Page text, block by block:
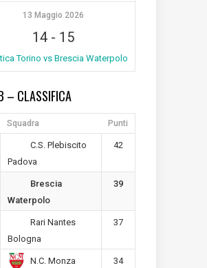
13 Maggio 2026
14- 15
Torino vs Brescia Waterpolo
– CLASSIFICA
Squadra Punti
C.S. Plebiscito
Padova
42
Brescia
Waterpolo
39
Rari Nantes
Bologna
37
N.C. Monza 34